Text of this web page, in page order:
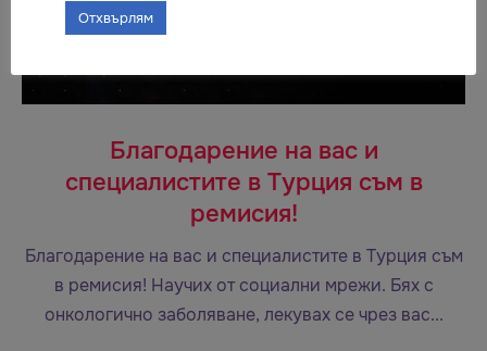
Благодарение на вас и
специалистите в Турция съм в
ремисия!
Благодарение на вас и специалистите в Турция съм
в ремисия! Научих от социални мрежи. Бях с
онкологично заболяване, лекувах се чрез вас...
Отхвърлям